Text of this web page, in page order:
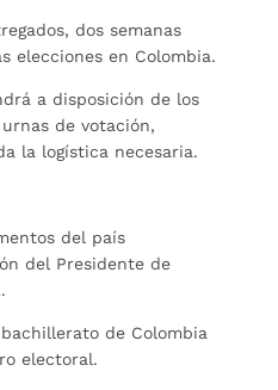
dos semanas
elecciones en Colombia.
a disposición de los
de votación,
la logística necesaria.
del país
del Presidente de
de Colombia
electoral.